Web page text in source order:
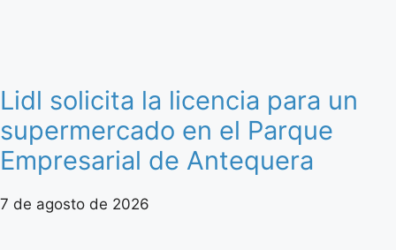
Lidl solicita la licencia para un
supermercado en el Parque
Empresarial de Antequera
7 de agosto de 2026